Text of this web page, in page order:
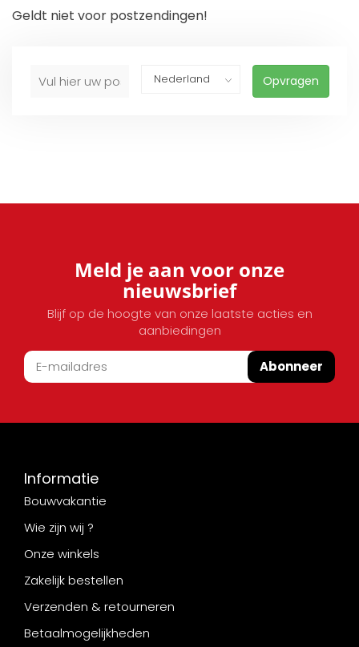
Geldt niet voor postzendingen!
Opvragen
Meld je aan voor onze
nieuwsbrief
Blijf op de hoogte van onze laatste acties en
aanbiedingen
Abonneer
Informatie
Bouwvakantie
Wie zijn wij ?
Onze winkels
Zakelijk bestellen
Verzenden & retourneren
Betaalmogelijkheden